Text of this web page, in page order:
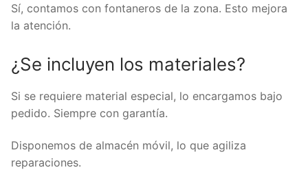
Sí, contamos con fontaneros de la zona. Esto mejora
la atención.
¿Se incluyen los materiales?
Si se requiere material especial, lo encargamos bajo
pedido. Siempre con garantía.
Disponemos de almacén móvil, lo que agiliza
reparaciones.